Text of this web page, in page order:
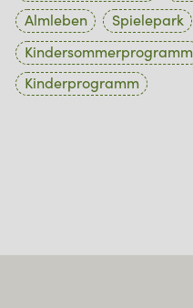
Almleben
Spielepark
Kindersommerprogramm
Kinderprogramm